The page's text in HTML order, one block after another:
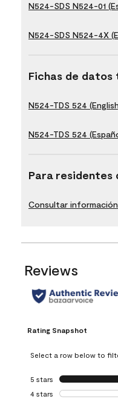
N524-SDS N524-01
N524-SDS N524-4X
Fichas de datos
N524-TDS 524
N524-TDS 524
Para residentes
Consultar
Reviews
Rating Snapshot
Select a row below to
5 stars stars
4 stars stars